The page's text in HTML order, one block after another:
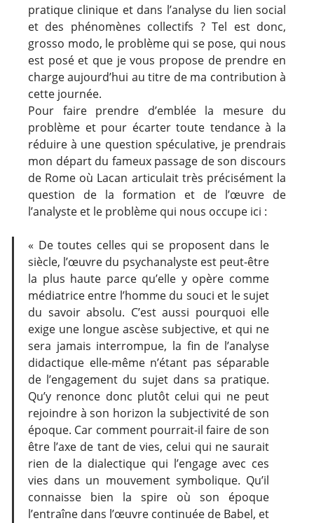
pratique clinique et dans l’analyse du lien social
et des phénomènes collectifs ? Tel est donc,
grosso modo, le problème qui se pose, qui nous
est posé et que je vous propose de prendre en
charge aujourd’hui au titre de ma contribution à
cette journée.
Pour faire prendre d’emblée la mesure du
problème et pour écarter toute tendance à la
réduire à une question spéculative, je prendrais
mon départ du fameux passage de son discours
de Rome où Lacan articulait très précisément la
question de la formation et de l’œuvre de
l’analyste et le problème qui nous occupe ici :
« De toutes celles qui se proposent dans le
siècle, l’œuvre du psychanalyste est peut-être
la plus haute parce qu’elle y opère comme
médiatrice entre l’homme du souci et le sujet
du savoir absolu. C’est aussi pourquoi elle
exige une longue ascèse subjective, et qui ne
sera jamais interrompue, la fin de l’analyse
didactique elle-même n’étant pas séparable
de l’engagement du sujet dans sa pratique.
Qu’y renonce donc plutôt celui qui ne peut
rejoindre à son horizon la subjectivité de son
époque. Car comment pourrait-il faire de son
être l’axe de tant de vies, celui qui ne saurait
rien de la dialectique qui l’engage avec ces
vies dans un mouvement symbolique. Qu’il
connaisse bien la spire où son époque
l’entraîne dans l’œuvre continuée de Babel, et